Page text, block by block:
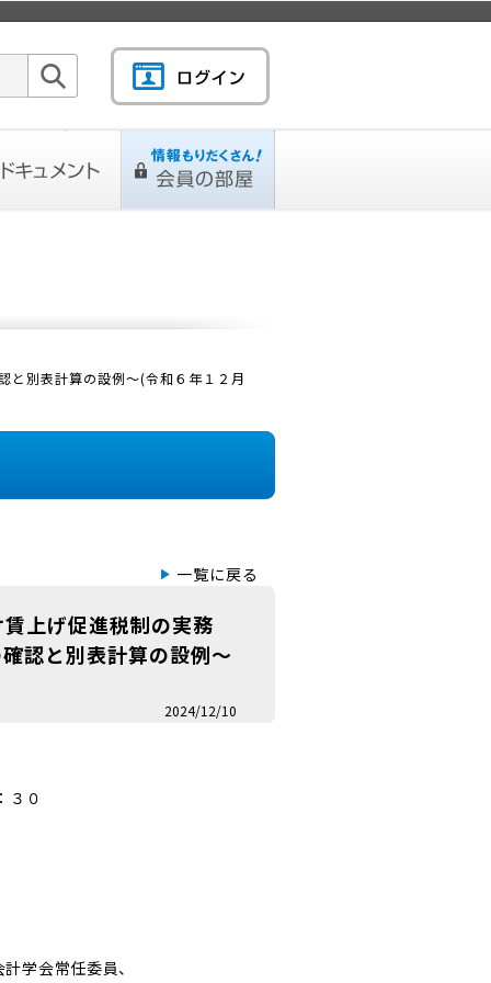
と別表計算の設例～(令和６年１２月
一覧に戻る
上げ促進税制の実務
認と別表計算の設例～
2024/12/10
３０
学会常任委員、